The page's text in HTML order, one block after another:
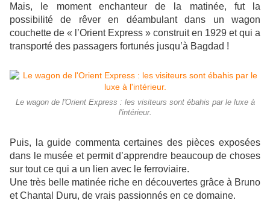
Mais, le moment enchanteur de la matinée, fut la
possibilité de rêver en déambulant dans un wagon
couchette de « l’Orient Express » construit en 1929 et qui a
transporté des passagers fortunés jusqu’à Bagdad !
Le wagon de l'Orient Express : les visiteurs sont ébahis par le luxe à
l'intérieur.
Puis, la guide commenta certaines des pièces exposées
dans le musée et permit d’apprendre beaucoup de choses
sur tout ce qui a un lien avec le ferroviaire.
Une très belle matinée riche en découvertes grâce à Bruno
et Chantal Duru, de vrais passionnés en ce domaine.